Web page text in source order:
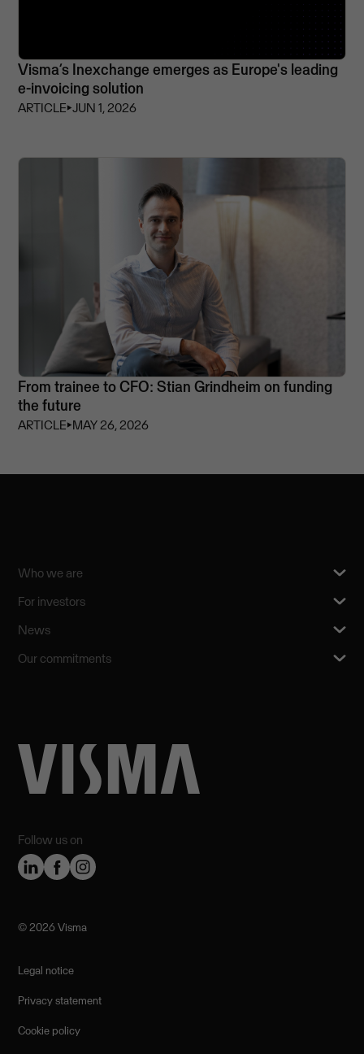
Visma’s Inexchange emerges as Europe's leading
e-invoicing solution
ARTICLE⏵JUN 1, 2026
From trainee to CFO: Stian Grindheim on funding
the future
ARTICLE⏵MAY 26, 2026
Follow us on
Who we are
For investors
News
Our commitments
©️ 2026 Visma
Legal notice
Privacy statement
Cookie policy